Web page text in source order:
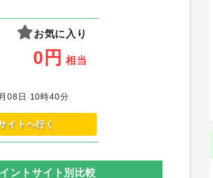
お気に入り
0 円 相当
08日 10時40分
イトへ行く